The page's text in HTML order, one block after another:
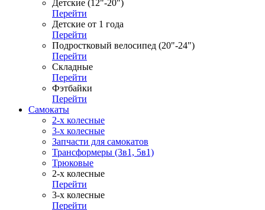
Детские (12"-20")
Перейти
Детские от 1 года
Перейти
Подростковый велосипед (20"-24")
Перейти
Складные
Перейти
Фэтбайки
Перейти
Самокаты
2-х колесные
3-х колесные
Запчасти для самокатов
Трансформеры (3в1, 5в1)
Трюковые
2-х колесные
Перейти
3-х колесные
Перейти